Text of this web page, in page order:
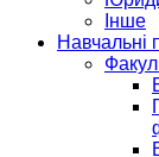
Інше
Навчальні